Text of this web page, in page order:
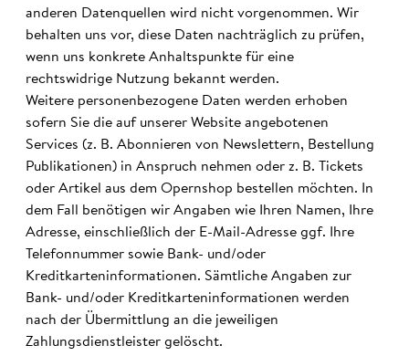
anderen Datenquellen wird nicht vorgenommen. Wir
behalten uns vor, diese Daten nachträglich zu prüfen,
wenn uns konkrete Anhaltspunkte für eine
rechtswidrige Nutzung bekannt werden.
Weitere personenbezogene Daten werden erhoben
sofern Sie die auf unserer Website angebotenen
Services (z. B. Abonnieren von Newslettern, Bestellung
Publikationen) in Anspruch nehmen oder z. B. Tickets
oder Artikel aus dem Opernshop bestellen möchten. In
dem Fall benötigen wir Angaben wie Ihren Namen, Ihre
Adresse, einschließlich der E-Mail-Adresse ggf. Ihre
Telefonnummer sowie Bank- und/oder
Kreditkarteninformationen. Sämtliche Angaben zur
Bank- und/oder Kreditkarteninformationen werden
nach der Übermittlung an die jeweiligen
Zahlungsdienstleister gelöscht.